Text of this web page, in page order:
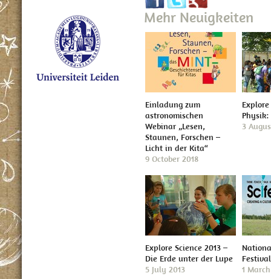
Mehr Neuigkeiten
Einladung zum
astronomischen
Webinar „Lesen,
Staunen, Forschen –
Licht in der Kita“
9 October 2018
3
Explore Science 2013 –
Die Erde unter der Lupe
5 July 2013
1